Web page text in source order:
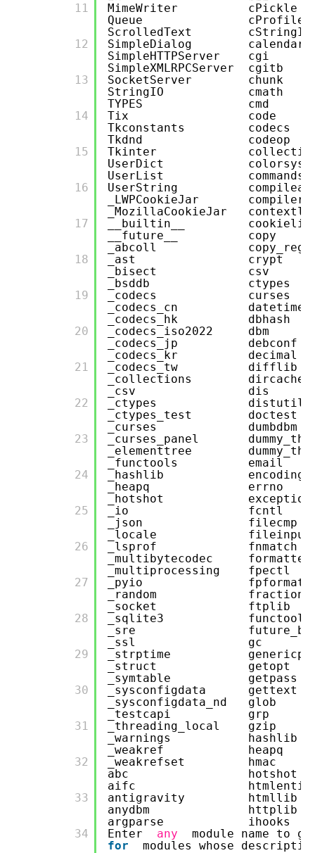
      11
      12
      13
      14
      15
      16
      17
      18
      19
      20
      21
      22
      23
      24
      25
      26
      27
      28
      29
      30
      31
      32
      33
      34
MimeWriter
Queue cProfile
ScrolledText
SimpleDialog
SocketServer
StringIO
TYPES
Tix code
Tkconstants
Tkdnd codeop
Tkinter
UserDict
UserList
UserString
_LWPCookieJar
__builtin__
__future__
_abcoll
_ast crypt
_bisect
_bsddb
_codecs
_codecs_cn
_codecs_hk
_codecs_jp
_codecs_kr
_codecs_tw
_collections
_csv dis
_ctypes
_ctypes_test
_curses
_curses_panel
_elementtree
_functools
_hashlib
_heapq
_hotshot
_io fcntl
_json
_locale
_lsprof
_multibytecodec
_pyio
_random
_socket
_sqlite3
_sre
_ssl gc
_strptime
_struct
_symtable
_sysconfigdata
_testcapi
_warnings
_weakref
_weakrefset
abc hotshot
aifc
antigravity
anydbm
argparse
Enter
any
module name to
for
modules whose